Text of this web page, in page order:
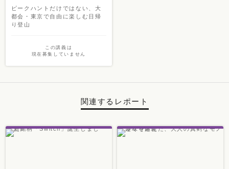
ピークハントだけではない、大
都会・東京で自由に楽しむ日帰
り登山
この講義は
現在募集していません
関連するレポート